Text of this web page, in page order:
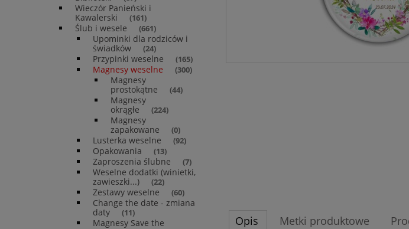
Wieczór Panieński i
Kawalerski
(161)
Ślub i wesele (661)
Upominki dla rodziców i
świadków
(24)
Przypinki weselne (165)
Magnesy weselne (300)
Magnesy
prostokątne
(44)
Magnesy
okrągłe
(224)
Magnesy
zapakowane
(0)
Lusterka weselne (92)
Opakowania (13)
Zaproszenia ślubne (7)
Weselne dodatki (winietki,
zawieszki...)
(22)
Zestawy weselne (60)
Change the date - zmiana
daty
(11)
Magnesy Save the
Opis Metki produktowe